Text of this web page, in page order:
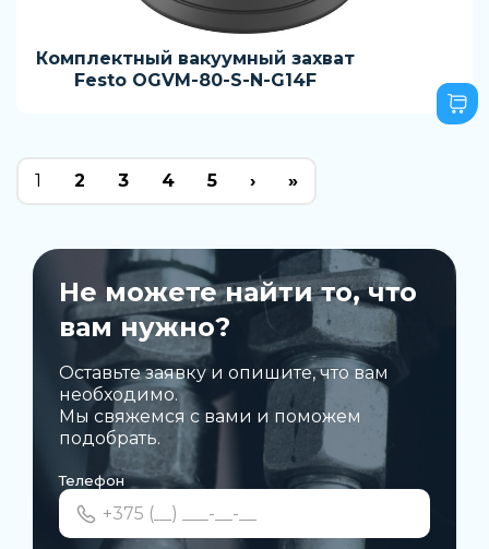
Комплектный вакуумный захват
Festo OGVM-80-S-N-G14F
1 2 3 4 5 › »
Не можете найти то, что
вам нужно?
Оставьте заявку и опишите, что вам
необходимо.
Мы свяжемся с вами и поможем
подобрать.
Телефон